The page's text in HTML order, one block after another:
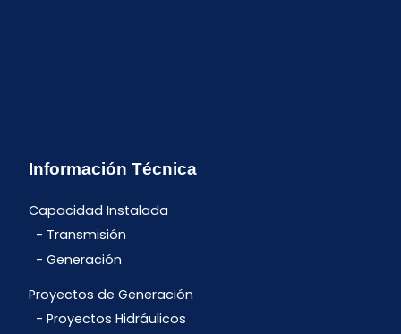
Información Técnica
Capacidad Instalada
Transmisión
Generación
Proyectos de Generación
Proyectos Hidráulicos